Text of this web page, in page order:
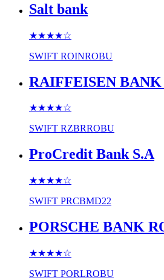
Salt bank
★★★★☆
SWIFT ROINROBU
RAIFFEISEN BANK
★★★★☆
SWIFT RZBRROBU
ProCredit Bank S.A
★★★★☆
SWIFT PRCBMD22
PORSCHE BANK
★★★★☆
SWIFT PORLROBU